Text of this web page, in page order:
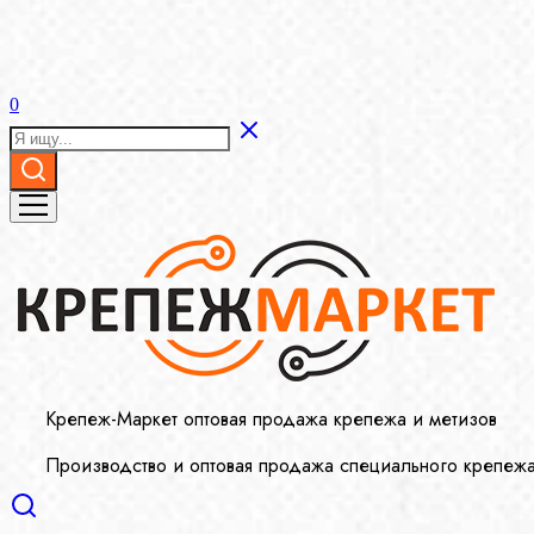
0
Крепеж-Маркет оптовая продажа крепежа и метизов
Производство и оптовая продажа специального